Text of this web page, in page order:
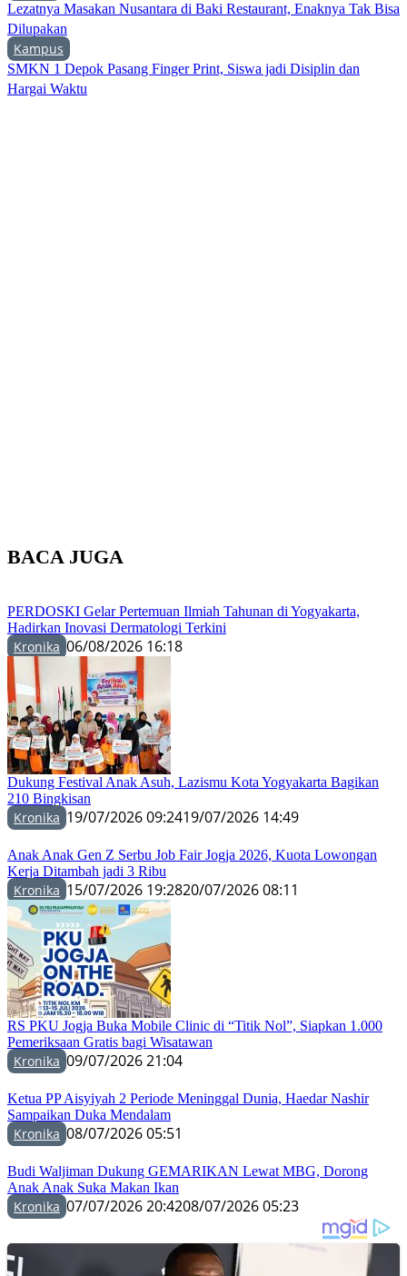
Lezatnya Masakan Nusantara di Baki Restaurant, Enaknya Tak Bisa
Dilupakan
Kampus
SMKN 1 Depok Pasang Finger Print, Siswa jadi Disiplin dan
Hargai Waktu
BACA JUGA
PERDOSKI Gelar Pertemuan Ilmiah Tahunan di Yogyakarta,
Hadirkan Inovasi Dermatologi Terkini
Kronika 06/08/2026 16:18
Dukung Festival Anak Asuh, Lazismu Kota Yogyakarta Bagikan
210 Bingkisan
Kronika 19/07/2026 09:2419/07/2026 14:49
Anak Anak Gen Z Serbu Job Fair Jogja 2026, Kuota Lowongan
Kerja Ditambah jadi 3 Ribu
Kronika 15/07/2026 19:2820/07/2026 08:11
RS PKU Jogja Buka Mobile Clinic di “Titik Nol”, Siapkan 1.000
Pemeriksaan Gratis bagi Wisatawan
Kronika 09/07/2026 21:04
Ketua PP Aisyiyah 2 Periode Meninggal Dunia, Haedar Nashir
Sampaikan Duka Mendalam
Kronika 08/07/2026 05:51
Budi Waljiman Dukung GEMARIKAN Lewat MBG, Dorong
Anak Anak Suka Makan Ikan
Kronika 07/07/2026 20:4208/07/2026 05:23